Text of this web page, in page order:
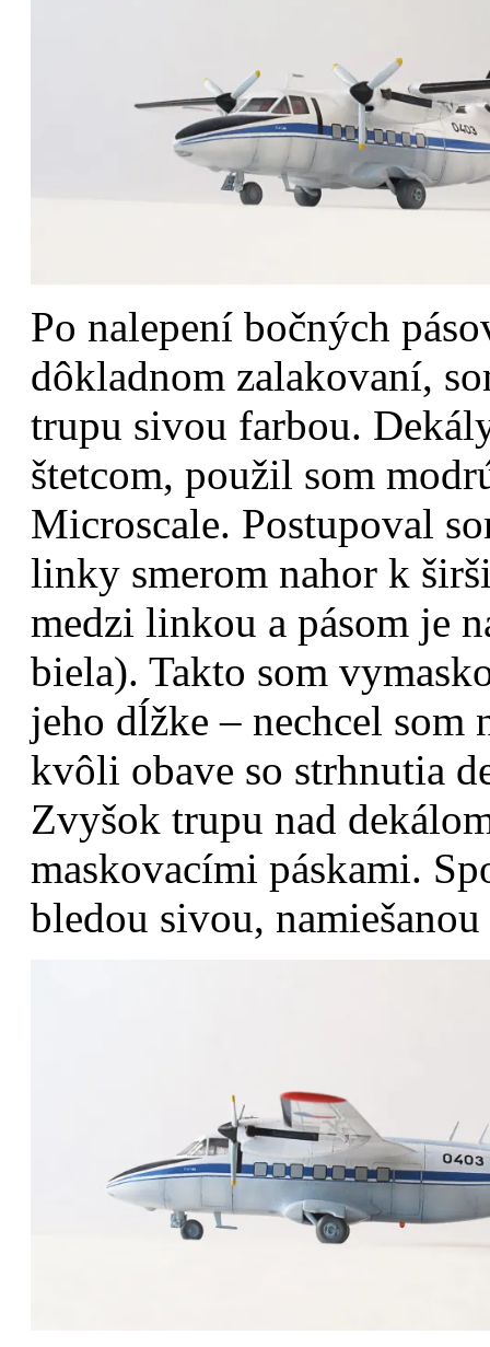
Po nalepení bočných
dôkladnom zalakovaní,
trupu sivou farbou.
štetcom, použil som
Microscale. Postupoval
linky smerom nahor k
medzi linkou a pásom je
biela). Takto som
jeho dĺžke – nechcel som
kvôli obave so strhnutia
Zvyšok trupu nad
maskovacími páskami.
bledou sivou,